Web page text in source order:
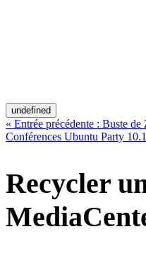
undefined
« Entrée précédente : Buste de
Conférences Ubuntu Party
Recycler